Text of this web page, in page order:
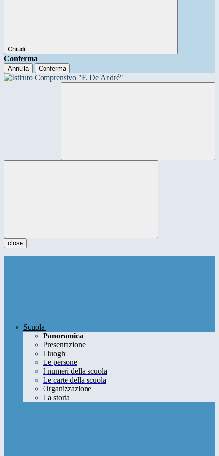
Chiudi
Conferma
Annulla Conferma
close
Scuola
Panoramica
Presentazione
I luoghi
Le persone
I numeri della scuola
Le carte della scuola
Organizzazione
La storia